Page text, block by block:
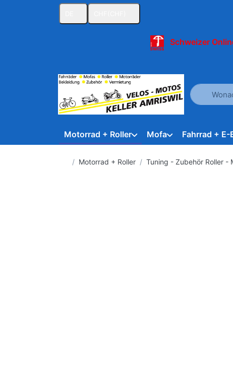
Schweizer
Geben Sie
Motorrad + Roller Mofa Fahrrad + E-
Startseite
Motorrad + Roller Tuning - Zubehör Roller -